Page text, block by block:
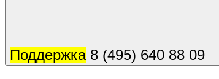
Поддержка8 (495) 640 88 09